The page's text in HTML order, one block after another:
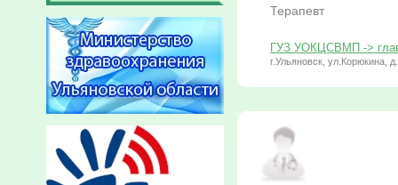
Терапевт
ГУЗ УОКЦСВМП ->
г.Ульяновск, ул.Корюкина,